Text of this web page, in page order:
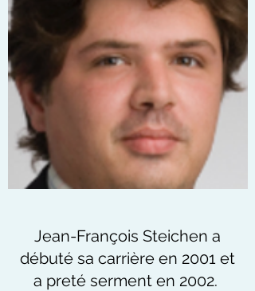
Jean-François Steichen a
débuté sa carrière en 2001 et
a preté serment en 2002.